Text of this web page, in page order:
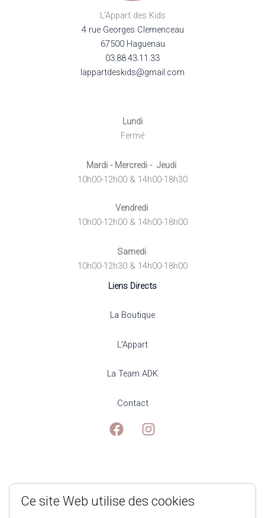
L'Appart des Kids
4 rue Georges Clemenceau
67500 Haguenau
03.88.43.11.33
lappartdeskids@gmail.com
Lundi
Fermé
Mardi - Mercredi - Jeudi
10h00-12h00 & 14h00-18h30
Vendredi
10h00-12h00 & 14h00-18h00
Samedi
10h00-12h30 & 14h00-18h00
Liens Directs
La Boutique
L'Appart
La Team ADK
Contact
Mentions Légales
Ce site Web utilise des cookies